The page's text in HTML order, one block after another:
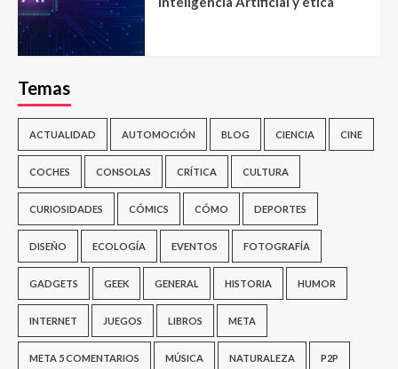
Temas
ACTUALIDAD AUTOMOCIÓN BLOG CIENCIA CINE
COCHES CONSOLAS CRÍTICA CULTURA
CURIOSIDADES CÓMICS CÓMO DEPORTES
DISEÑO ECOLOGÍA EVENTOS FOTOGRAFÍA
GADGETS GEEK GENERAL HISTORIA HUMOR
INTERNET JUEGOS LIBROS META
META 5 COMENTARIOS MÚSICA NATURALEZA P2P